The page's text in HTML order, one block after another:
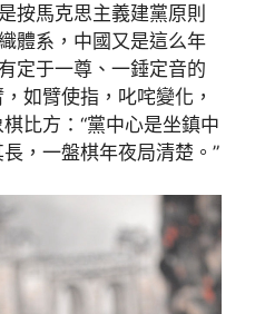
按馬克思主義建黨原則
體系，中國又是這么年
定于一尊、一錘定音的
如臂使指，叱咤變化，
比方：“黨中心是坐鎮中
長，一盤棋年夜局清楚。”